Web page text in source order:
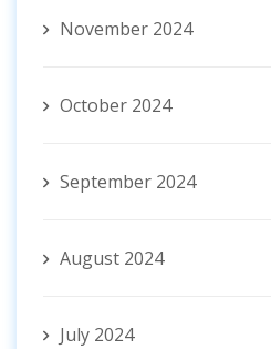
November 2024
October 2024
September 2024
August 2024
July 2024